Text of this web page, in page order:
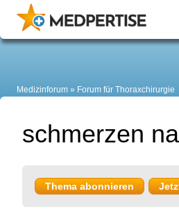
Medizinforum Forum für Thoraxchirurgie
schmerzen
Thema abonnieren